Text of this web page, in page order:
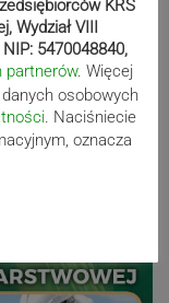
wystartuje w
KRS
Wydział VIII
5470048840,
partnerów. Więcej
osobowych
. Naciśniecie
oznacza